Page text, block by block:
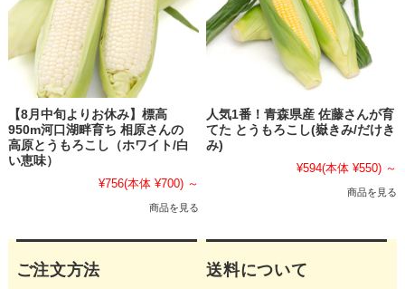
【8月中旬よりお休み】標高
950m河口湖畔育ち 相原さんの
高原とうもろこし（ホワイト/白
い恵味）
¥756(本体 ¥700) ～
商品を見る
人気1番！青森県産 佐藤さんが育
てた とうもろこし(嶽きみ/だけき
み)
¥594(本体 ¥550) ～
商品を見る
ご注文方法 送料について